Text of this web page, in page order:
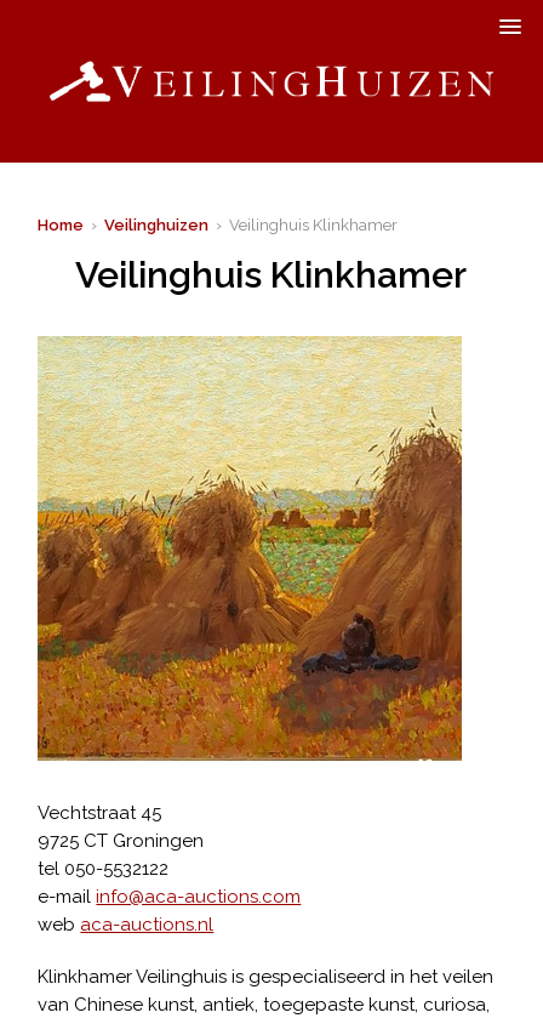
Home ›Veilinghuizen › Veilinghuis Klinkhamer
Veilinghuis Klinkhamer
Vechtstraat 45
9725 CT Groningen
tel 050-5532122
e-mailinfo@aca-auctions.com
web aca-auctions.nl
Klinkhamer Veilinghuis is gespecialiseerd in het veilen
van Chinese kunst, antiek, toegepaste kunst, curiosa,